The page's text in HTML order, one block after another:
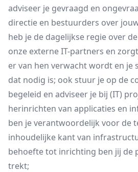
adviseer je gevraagd en
directie en bestuurders over
heb je de dagelijkse regie over
onze externe IT-partners en
er van hen verwacht wordt en je
dat nodig is; ook stuur je op de
begeleid en adviseer je bij (IT)
herinrichten van applicaties en
ben je verantwoordelijk voor de
inhoudelijke kant van
behoefte tot inrichting ben jij de
trekt;